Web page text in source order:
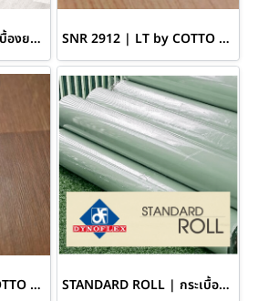
พื้นลดแรงกระแทก กระเบื้องยางแบบม้วน ความหนา 2.6 มม. ยี่ห้อ UNIX by SCG SNR 2912 | LT by COTTO กระเบื้องยางแบบม้วน หนา 4.5 มม. รุ่น Soft+
SNR 2903 | LT by COTTO กระเบื้องยางแบบม้วน หนา 4.5 มม. รุ่น Soft+ STANDARD ROLL | กระเบื้องยางสีพื้นแบบม้วน ความยาว 10 เมตร